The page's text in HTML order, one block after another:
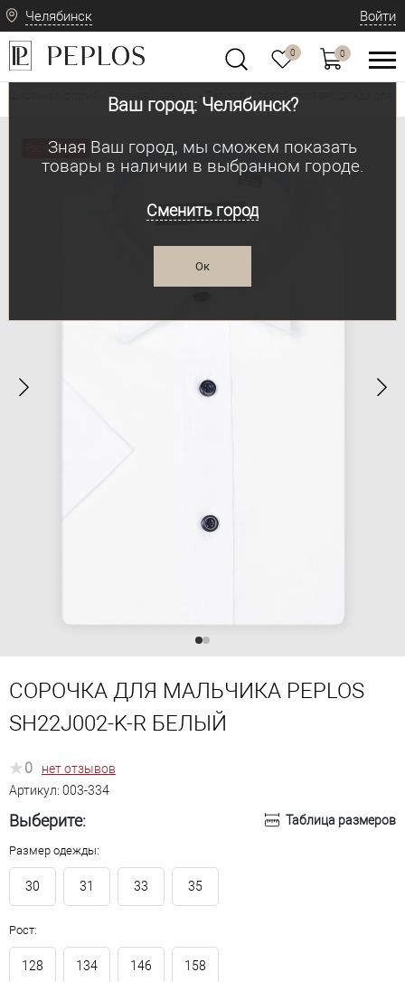
Челябинск
Ваш город: Челябинск?
Зная Ваш город, мы сможем показать
товары в наличии в выбранном городе.
Сменить город
Ок
Войти
0 0
Школьная форма / Детская одежда Детская и подростковая одежда для
Распродажа
СОРОЧКА ДЛЯ МАЛЬЧИКА PEPLOS
SH22J002-K-R БЕЛЫЙ
0
нет отзывов
Артикул: 003-334
Выберите: Таблица размеров
Размер одежды:
30 31 33 35
Рост:
128 134 146 158